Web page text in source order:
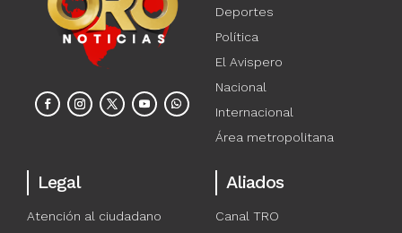
Deportes
Política
El Avispero
Nacional
Internacional
Área metropolitana
Legal
Atención al ciudadano
Aliados
Canal TRO